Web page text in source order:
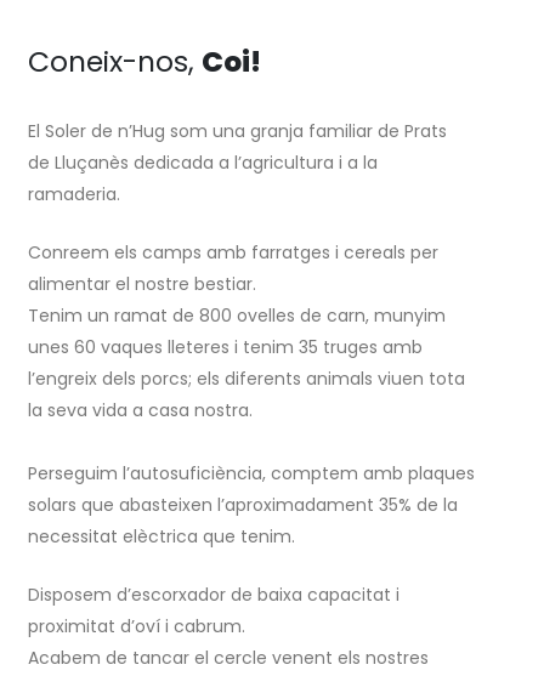
Coneix-nos, Coi!
El Soler de n’Hug som una granja familiar de Prats
de Lluçanès dedicada a l’agricultura i a la
ramaderia.
Conreem els camps amb farratges i cereals per
alimentar el nostre bestiar.
Tenim un ramat de 800 ovelles de carn, munyim
unes 60 vaques lleteres i tenim 35 truges amb
l’engreix dels porcs; els diferents animals viuen tota
la seva vida a casa nostra.
Perseguim l’autosuficiència, comptem amb plaques
solars que abasteixen l’aproximadament 35% de la
necessitat elèctrica que tenim.
Disposem d’escorxador de baixa capacitat i
proximitat d’oví i cabrum.
Acabem de tancar el cercle venent els nostres